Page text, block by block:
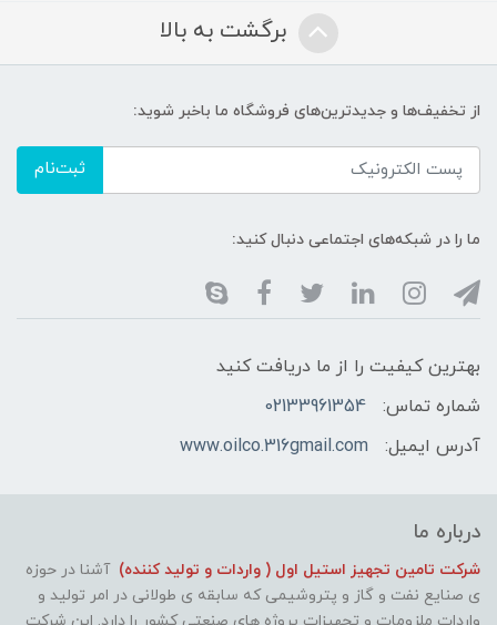
برگشت به بالا
از تخفیف‌ها و جدیدترین‌های فروشگاه ما باخبر شوید:
ثبت‌نام
ما را در شبکه‌های اجتماعی دنبال کنید:
بهترین کیفیت را از ما دریافت کنید
شماره تماس:
02133961354
آدرس ایمیل:
www.oilco.316gmail.com
درباره ما
شرکت تامین تجهیز استیل اول ( واردات و تولید کننده) آشنا در حوزه
ی صنایع نفت و گاز و پتروشیمی که سابقه ی طولانی در امر تولید و
واردات ملزومات و تجهیزات پروژه های صنعتی کشور را دارد. این شرکت